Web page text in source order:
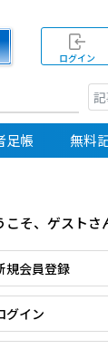
ログイン
足帳 無料
こそ、ゲストさ
規会員登録
グイン